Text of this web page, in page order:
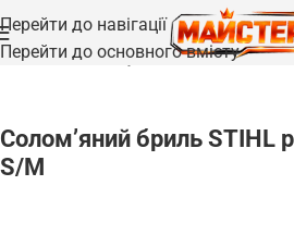
Перейти до навігації
Перейти до основного вмісту
Головна /Одяг та взуття
Солом’яний бриль STIHL
S/M